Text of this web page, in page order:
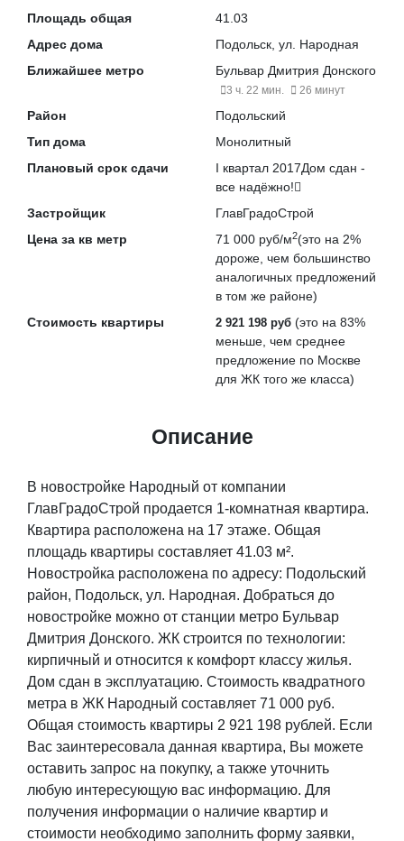
Площадь общая
41.03
Адрес дома
Подольск, ул. Народная
Ближайшее метро
Бульвар Дмитрия Донского
3 ч. 22 мин. 26 минут
Район
Подольский
Тип дома
Монолитный
Плановый срок сдачи
I квартал 2017Дом сдан -
все надёжно!
Застройщик
ГлавГрадоСтрой
Цена за кв метр
71 000 руб/м2(это на 2%
дороже , чем большинство
аналогичных предложений
в том же районе)
Стоимость квартиры
2 921 198 руб (это на 83%
меньше , чем среднее
предложение по Москве
для ЖК того же класса)
Описание
В новостройке Народный от компании
ГлавГрадоСтрой продается 1-комнатная квартира.
Квартира расположена на 17 этаже. Общая
площадь квартиры составляет 41.03 м².
Новостройка расположена по адресу: Подольский
район, Подольск, ул. Народная. Добраться до
новостройке можно от станции метро Бульвар
Дмитрия Донского. ЖК строится по технологии:
кирпичный и относится к комфорт классу жилья.
Дом сдан в эксплуатацию. Стоимость квадратного
метра в ЖК Народный составляет 71 000 руб.
Общая стоимость квартиры 2 921 198 рублей. Если
Вас заинтересовала данная квартира, Вы можете
оставить запрос на покупку, а также уточнить
любую интересующую вас информацию. Для
получения информации о наличие квартир и
стоимости необходимо заполнить форму заявки,